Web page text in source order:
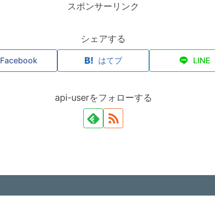
スポンサーリンク
シェアする
Facebook はてブ LINE
api-userをフォローする